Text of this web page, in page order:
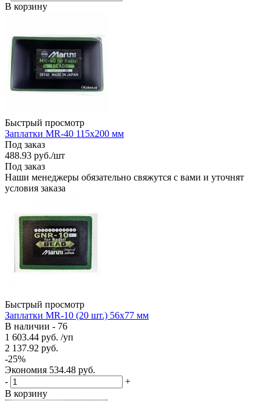
В корзину
Быстрый просмотр
Заплатки MR-40 115х200 мм
Под заказ
488.93 руб./шт
Под заказ
Наши менеджеры обязательно свяжутся с вами и уточнят
условия заказа
Быстрый просмотр
Заплатки MR-10 (20 шт.) 56х77 мм
В наличии - 76
1 603.44 руб. /уп
2 137.92 руб.
-25%
Экономия 534.48 руб.
-
+
В корзину